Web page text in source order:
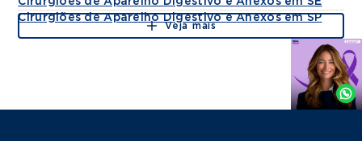
Cirurgiões de Aparelho Digestivo e Anexos em SP
Veja mais
Agende
Whatsapp